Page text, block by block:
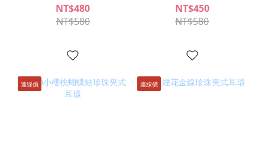
NT$480
NT$580
NT$450
NT$580
連線價 連線價